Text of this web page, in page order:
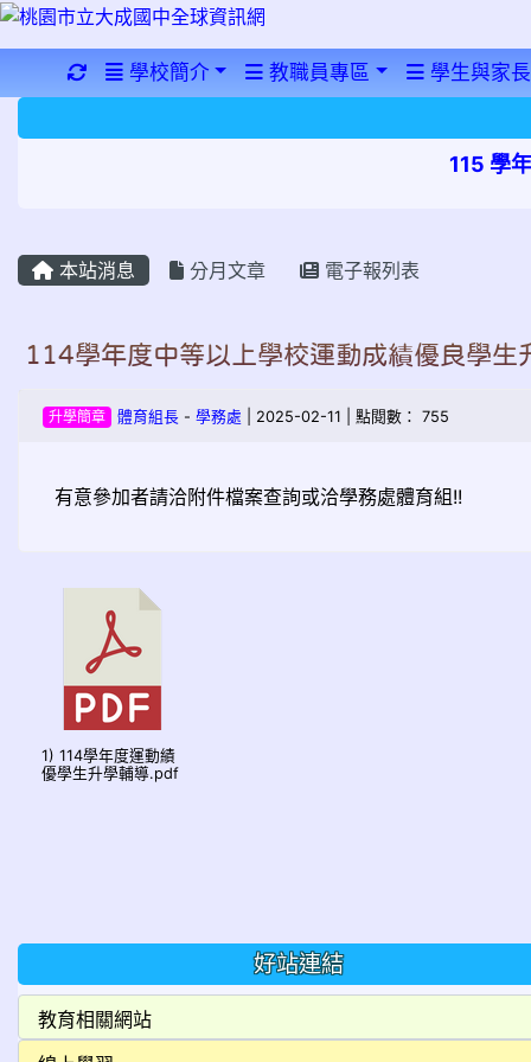
重新取得佈景設定
學校簡介 教職員專區 學生與家
115 學
本站消息 分月文章 電子報列表
114學年度中等以上學校運動成績優良學生
升學簡章 體育組長- 學務處 | 2025-02-11 | 點閱數： 755
有意參加者請洽附件檔案查詢或洽學務處體育組!!
1) 114學年度運動績
優學生升學輔導.pdf
好站連結